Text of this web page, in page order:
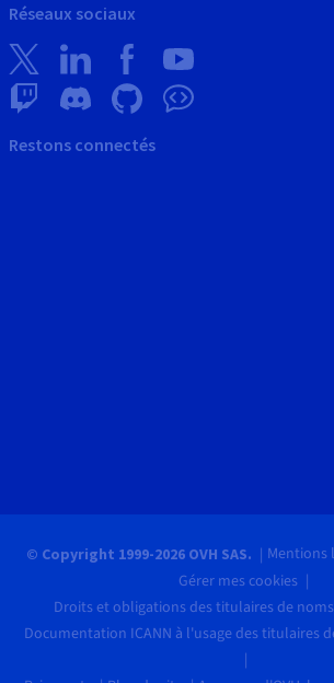
Réseaux sociaux
Restons connectés
© Copyright 1999-2026 OVH SAS. Mentions
Gérer mes cookies
Droits et obligations des titulaires de
Documentation ICANN à l'usage des titulaires